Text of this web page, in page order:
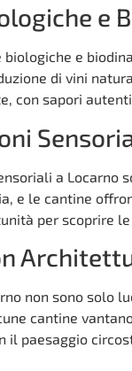
e
e
di vini
con sapori
a Locarno
e le cantine
per scoprire
non sono solo
cantine
il paesaggio